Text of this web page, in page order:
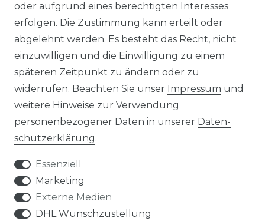
SERVICE & INFOS
ONLINE-KAUFBERATER
MONTAGESERVICE
VERSANDKOSTEN
BEZAHLUNG
oder aufgrund eines berechtigten Interesses
erfolgen. Die Zustimmung kann erteilt oder
abgelehnt werden. Es besteht das Recht, nicht
einzuwilligen und die Einwilligung zu einem
späteren Zeitpunkt zu ändern oder zu
widerrufen. Beachten Sie unser Impressum und
weitere Hinweise zur Verwendung
personenbezogener Daten in unserer Daten­
schutz­erklärung.
Essenziell
Marketing
Externe Medien
DHL Wunschzustellung